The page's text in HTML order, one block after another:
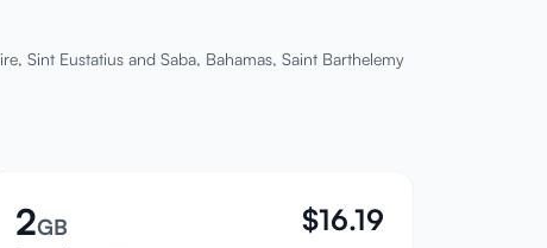
Sint Eustatius and Saba, Bahamas, Saint Barthelemy
2GB $16.19